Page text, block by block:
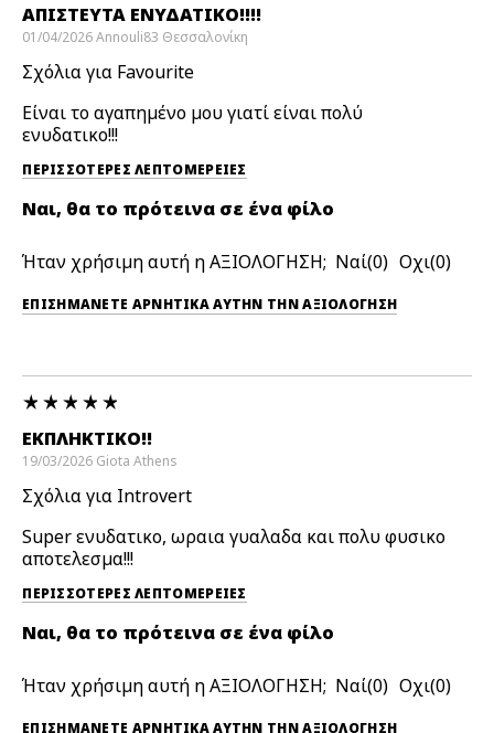
ΑΠΊΣΤΕΥΤΑ ΕΝΥΔΑΤΙΚΟ!!!!
01/04/2026Annouli83 Θεσσαλονίκη
Σχόλια για Favourite
Είναι το αγαπημένο μου γιατί είναι πολύ
ενυδατικο!!!
ΠΕΡΙΣΣΌΤΕΡΕΣ ΛΕΠΤΟΜΈΡΕΙΕΣ
Ναι, θα το πρότεινα σε ένα φίλο
Ήταν χρήσιμη αυτή η ΑΞΙΟΛΟΓΗΣΗ; 0 0
ΕΠΙΣΗΜΆΝΕΤΕ ΑΡΝΗΤΙΚΆ ΑΥΤΉΝ ΤΗΝ ΑΞΙΟΛΟΓΗΣΗ
ΕΚΠΛΗΚΤΙΚΟ!!
19/03/2026 Giota Athens
Σχόλια για Introvert
Super ενυδατικο, ωραια γυαλαδα και πολυ φυσικο
αποτελεσμα!!!
ΠΕΡΙΣΣΌΤΕΡΕΣ ΛΕΠΤΟΜΈΡΕΙΕΣ
Ναι, θα το πρότεινα σε ένα φίλο
Ήταν χρήσιμη αυτή η ΑΞΙΟΛΟΓΗΣΗ; 0 0
ΕΠΙΣΗΜΆΝΕΤΕ ΑΡΝΗΤΙΚΆ ΑΥΤΉΝ ΤΗΝ ΑΞΙΟΛΟΓΗΣΗ